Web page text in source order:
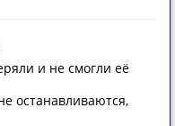
и не смогли её
останавливаются,